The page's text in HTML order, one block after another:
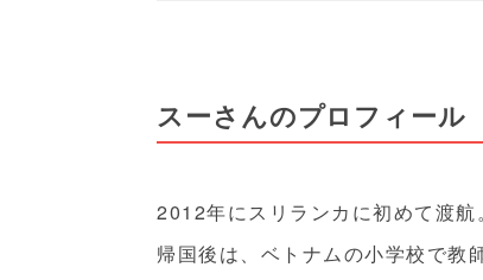
スーさんのプロフィール
2012年にスリランカに初めて渡航。
帰国後は、ベトナムの小学校で教